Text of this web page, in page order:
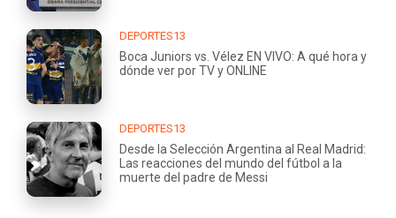
DEPORTES13
Boca Juniors vs. Vélez EN VIVO: A qué hora y
dónde ver por TV y ONLINE
DEPORTES13
Desde la Selección Argentina al Real Madrid:
Las reacciones del mundo del fútbol a la
muerte del padre de Messi